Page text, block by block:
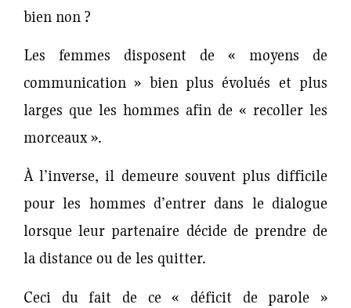
bien non ?
Les femmes disposent de « moyens de
communication » bien plus évolués et plus
larges que les hommes afin de « recoller les
morceaux ».
À l’inverse, il demeure souvent plus difficile
pour les hommes d’entrer dans le dialogue
lorsque leur partenaire décide de prendre de
la distance ou de les quitter.
Ceci du fait de ce « déficit de parole »